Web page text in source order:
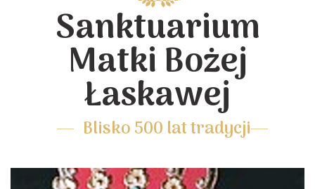
Sanktuarium
Matki Bożej
Łaskawej
Blisko 500 lat tradycji